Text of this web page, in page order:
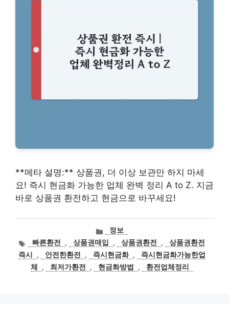
**메타 설명:** 상품권, 더 이상 보관만 하지 마세
요! 즉시 현금화 가능한 업체 완벽 정리 A to Z. 지금
바로 상품권 환전하고 현금으로 바꾸세요!
카
테
고
리
정보
태
그
빠른환전 , 상품권매입 , 상품권환전 ,
상품권환전
즉시
, 안전한환전 , 즉시현금화 ,
즉시현금화가능한업
체
, 최저가환전 , 현금화방법 , 환전업체정리